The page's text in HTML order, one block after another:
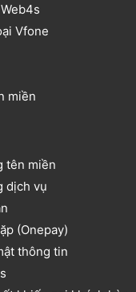
Vfone
miền
tên miền
dịch vụ
(Onepay)
thông tin